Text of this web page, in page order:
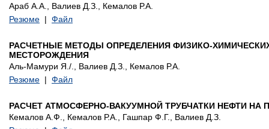
Араб А.А., Валиев Д.З., Кемалов Р.А.
Резюме | Файл
РАСЧЕТНЫЕ МЕТОДЫ ОПРЕДЕЛЕНИЯ ФИЗИКО-
МЕСТОРОЖДЕНИЯ
Аль-Мамури Я./., Валиев Д.З., Кемалов Р.А.
Резюме | Файл
РАСЧЕТ АТМОСФЕРНО-ВАКУУМНОЙ ТРУБЧАТКИ НЕФТИ
Кемалов А.Ф., Кемалов Р.А., Гашпар Ф.Г., Валиев Д.З.